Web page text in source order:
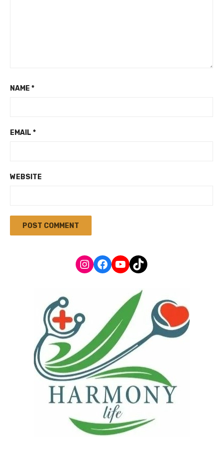
NAME *
EMAIL *
WEBSITE
Instagram
Facebook
YouTube
TikTok